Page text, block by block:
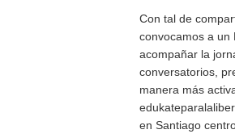
Con tal de
convocamos a un
acompañar la
conversatorios,
manera más
en Santiago